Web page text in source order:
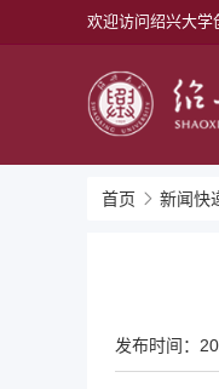
欢迎访问绍兴大学
首页 新闻快
发布时间：